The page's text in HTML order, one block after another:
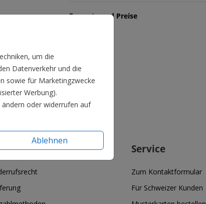
um die
Datenverkehr und die
sowie für Marketingzwecke
Werbung).
oder widerrufen auf
Ablehnen
Formate und Preise
Service
Zum Kontaktformular
Für Schweizer Kunden